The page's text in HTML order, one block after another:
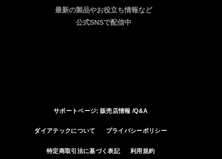
最新の製品やお役立ち情報など
公式SNSで配信中
サポートページ: 販売店情報 /Q&A
ダイアテックについて プライバシーポリシー
特定商取引法に基づく表記 利用規約